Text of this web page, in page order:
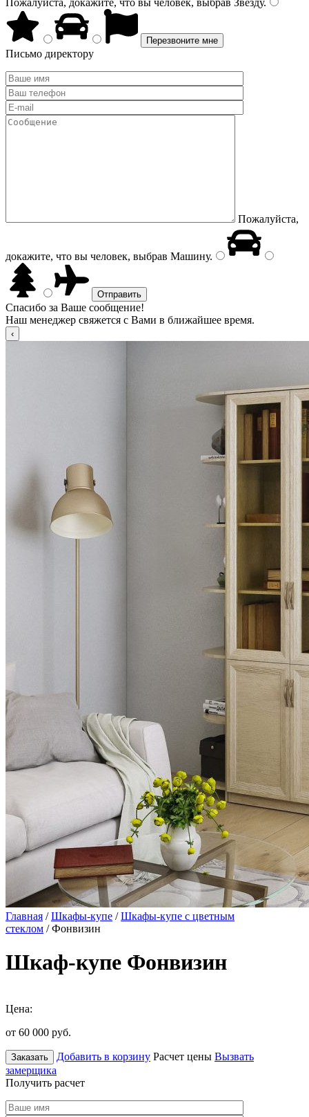
Пожалуйста, докажите, что вы человек, выбрав Звезду.
Письмо директору
Пожалуйста,
докажите, что вы человек, выбрав Машину.
Спасибо за Ваше сообщение!
Наш менеджер свяжется с Вами в ближайшее время.
Главная /Шкафы-купе /Шкафы-купе с цветным
стеклом / Фонвизин
Шкаф-купе Фонвизин
Цена:
от 60 000 руб.
Заказать Добавить в корзину Расчет цены Вызвать
замерщика
Получить расчет